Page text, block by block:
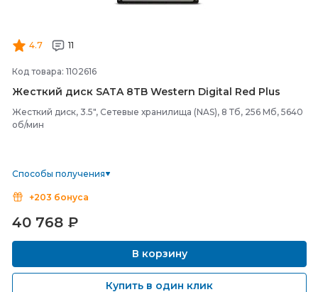
4.7 11
Код товара: 1102616
Жесткий диск SATA 8TB Western Digital Red Plus
Жесткий диск, 3.5", Сетевые хранилища (NAS), 8 Тб, 256 Мб, 5640
об/мин
Способы получения
+203 бонуса
40 768 ₽
В корзину
Купить в один клик